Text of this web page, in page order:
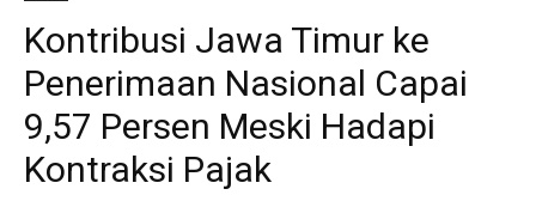
Kontribusi Jawa Timur ke
Penerimaan Nasional Capai
9,57 Persen Meski Hadapi
Kontraksi Pajak